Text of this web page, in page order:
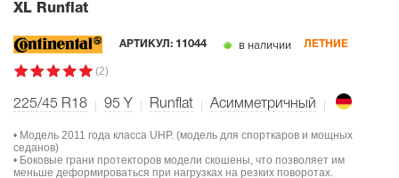
XL Runflat
АРТИКУЛ: 11044 в наличии ЛЕТНИЕ
(2)
225/45 R18 95 Y Runflat Асимметричный
• Модель 2011 года класса UHP. (модель для спорткаров и мощных
седанов)
• Боковые грани протекторов модели скошены, что позволяет им
меньше деформироваться при нагрузках на резких поворотах.